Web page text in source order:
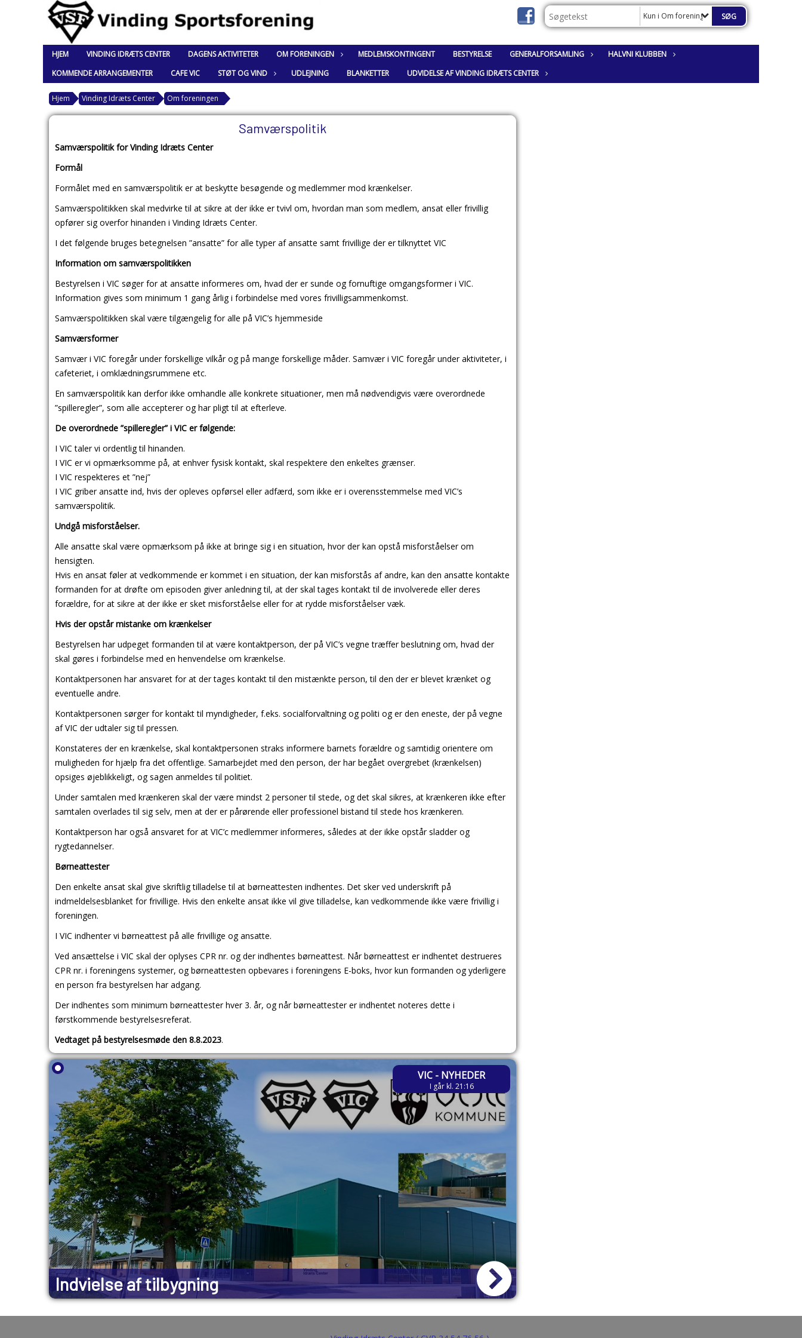
Kun i Om foreningen
HJEM VINDING IDRÆTS CENTER DAGENS AKTIVITETER OM FORENINGEN MEDLEMSKONTINGENT BESTYRELSE GENERALFORSAMLING
HALVNI KLUBBEN
KOMMENDE ARRANGEMENTER
CAFE VIC STØT OG VIND UDLEJNING BLANKETTER UDVIDELSE AF VINDING IDRÆTS CENTER
Hjem Vinding Idræts Center Om foreningen
Samværspolitik
Samværspolitik for Vinding Idræts Center
Formål
Formålet med en samværspolitik er at beskytte besøgende og medlemmer mod krænkelser.
Samværspolitikken skal medvirke til at sikre at der ikke er tvivl om, hvordan man som medlem, ansat eller frivillig
opfører sig overfor hinanden i Vinding Idræts Center.
I det følgende bruges betegnelsen ”ansatte” for alle typer af ansatte samt frivillige der er tilknyttet VIC
Information om samværspolitikken
Bestyrelsen i VIC søger for at ansatte informeres om, hvad der er sunde og fornuftige omgangsformer i VIC.
Information gives som minimum 1 gang årlig i forbindelse med vores frivilligsammenkomst.
Samværspolitikken skal være tilgængelig for alle på VIC’s hjemmeside
Samværsformer
Samvær i VIC foregår under forskellige vilkår og på mange forskellige måder. Samvær i VIC foregår under aktiviteter, i
cafeteriet, i omklædningsrummene etc.
En samværspolitik kan derfor ikke omhandle alle konkrete situationer, men må nødvendigvis være overordnede
”spilleregler”, som alle accepterer og har pligt til at efterleve.
De overordnede ”spilleregler” i VIC er følgende:
I VIC taler vi ordentlig til hinanden.
I VIC er vi opmærksomme på, at enhver fysisk kontakt, skal respektere den enkeltes grænser.
I VIC respekteres et ”nej”
I VIC griber ansatte ind, hvis der opleves opførsel eller adfærd, som ikke er i overensstemmelse med VIC’s
samværspolitik.
Undgå misforståelser.
Alle ansatte skal være opmærksom på ikke at bringe sig i en situation, hvor der kan opstå misforståelser om
hensigten.
Hvis en ansat føler at vedkommende er kommet i en situation, der kan misforstås af andre, kan den ansatte kontakte
formanden for at drøfte om episoden giver anledning til, at der skal tages kontakt til de involverede eller deres
forældre, for at sikre at der ikke er sket misforståelse eller for at rydde misforståelser væk.
Hvis der opstår mistanke om krænkelser
Bestyrelsen har udpeget formanden til at være kontaktperson, der på VIC’s vegne træffer beslutning om, hvad der
skal gøres i forbindelse med en henvendelse om krænkelse.
Kontaktpersonen har ansvaret for at der tages kontakt til den mistænkte person, til den der er blevet krænket og
eventuelle andre.
Kontaktpersonen sørger for kontakt til myndigheder, f.eks. socialforvaltning og politi og er den eneste, der på vegne
af VIC der udtaler sig til pressen.
Konstateres der en krænkelse, skal kontaktpersonen straks informere barnets forældre og samtidig orientere om
muligheden for hjælp fra det offentlige. Samarbejdet med den person, der har begået overgrebet (krænkelsen)
opsiges øjeblikkeligt, og sagen anmeldes til politiet.
Under samtalen med krænkeren skal der være mindst 2 personer til stede, og det skal sikres, at krænkeren ikke efter
samtalen overlades til sig selv, men at der er pårørende eller professionel bistand til stede hos krænkeren.
Kontaktperson har også ansvaret for at VIC’c medlemmer informeres, således at der ikke opstår sladder og
rygtedannelser.
Børneattester
Den enkelte ansat skal give skriftlig tilladelse til at børneattesten indhentes. Det sker ved underskrift på
indmeldelsesblanket for frivillige. Hvis den enkelte ansat ikke vil give tilladelse, kan vedkommende ikke være frivillig i
foreningen.
I VIC indhenter vi børneattest på alle frivillige og ansatte.
Ved ansættelse i VIC skal der oplyses CPR nr. og der indhentes børneattest. Når børneattest er indhentet destrueres
CPR nr. i foreningens systemer, og børneattesten opbevares i foreningens E-boks, hvor kun formanden og yderligere
en person fra bestyrelsen har adgang.
Der indhentes som minimum børneattester hver 3. år, og når børneattester er indhentet noteres dette i
førstkommende bestyrelsesreferat.
Vedtaget på bestyrelsesmøde den 8.8.2023.
VIC - NYHEDER
I går kl. 21:16
Indvielse af tilbygning